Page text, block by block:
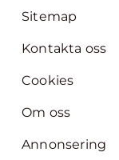
Sitemap
Kontakta oss
Cookies
Om oss
Annonsering